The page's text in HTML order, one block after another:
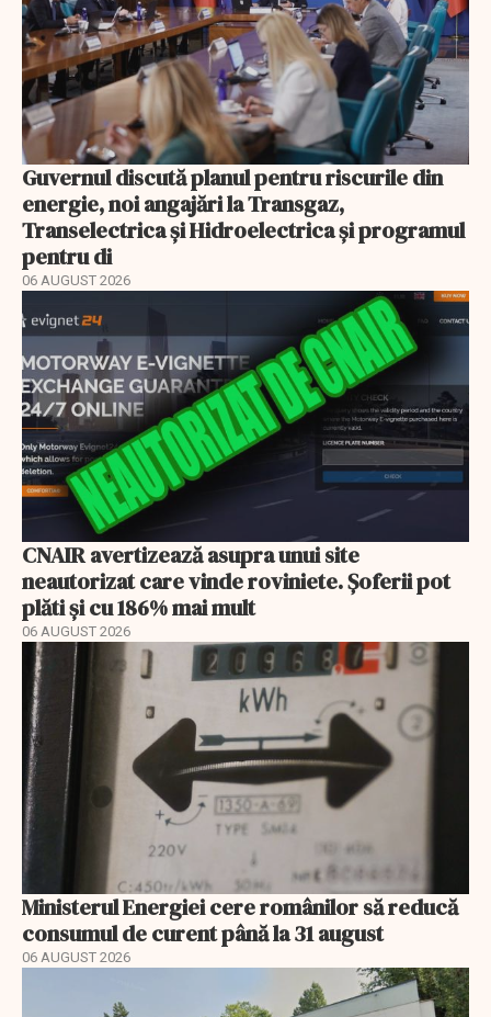
Guvernul discută planul pentru riscurile din
energie, noi angajări la Transgaz,
Transelectrica și Hidroelectrica și programul
pentru di
06 AUGUST 2026
CNAIR avertizează asupra unui site
neautorizat care vinde roviniete. Șoferii pot
plăti și cu 186% mai mult
06 AUGUST 2026
Ministerul Energiei cere românilor să reducă
consumul de curent până la 31 august
06 AUGUST 2026